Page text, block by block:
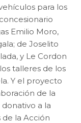
para los
Emilio Moro,
de Joselito
y Le Cordon
talleres de los
Y el proyecto
de la
a la
de la Acción